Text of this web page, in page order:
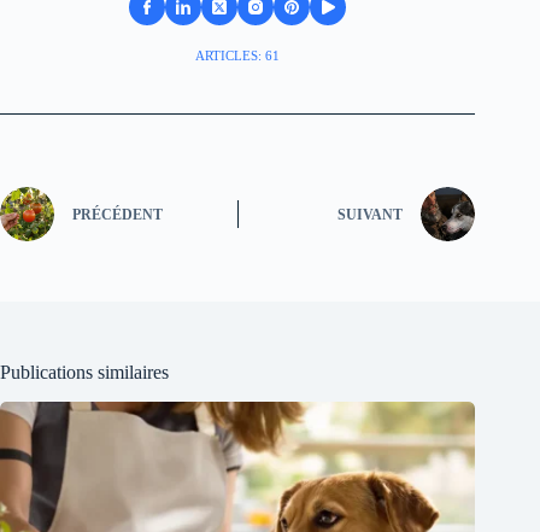
ARTICLES: 61
PRÉCÉDENT SUIVANT
Publications similaires